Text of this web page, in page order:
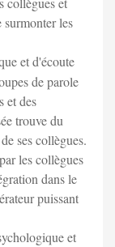
surmonter les
et d'écoute
de parole
et des
trouve du
ses collègues.
les collègues
dans le
puissant
et